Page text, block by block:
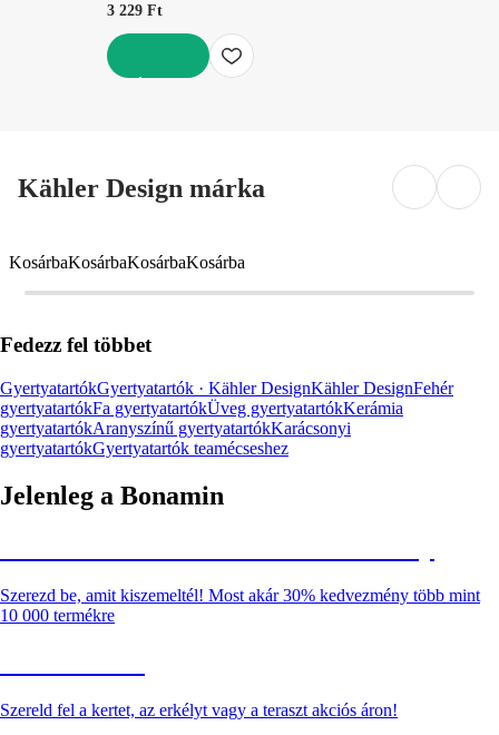
3 229 Ft
Kähler Design márka
KosárbaKosárbaKosárbaKosárba
Fedezz fel többet
GyertyatartókGyertyatartók · Kähler DesignKähler DesignFehér
gyertyatartókFa gyertyatartókÜveg gyertyatartókKerámia
gyertyatartókAranyszínű gyertyatartókKarácsonyi
gyertyatartókGyertyatartók teamécseshez
Jelenleg a Bonamin
Szerezd be, amit kiszemeltél! Most akár 30% kedvezmény több mint
10 000 termékre
Szereld fel a kertet, az erkélyt vagy a teraszt akciós áron!